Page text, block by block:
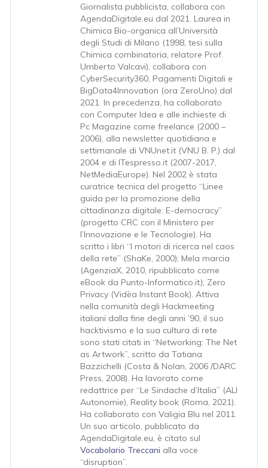
Giornalista pubblicista, collabora con
AgendaDigitale.eu dal 2021. Laurea in
Chimica Bio-organica all’Università
degli Studi di Milano (1998, tesi sulla
Chimica combinatoria, relatore Prof.
Umberto Valcavi), collabora con
CyberSecurity360, Pagamenti Digitali e
BigData4Innovation (ora ZeroUno) dal
2021. In precedenza, ha collaborato
con Computer Idea e alle inchieste di
Pc Magazine come freelance (2000 –
2006), alla newsletter quotidiana e
settimanale di VNUnet.it (VNU B. P.) dal
2004 e di ITespresso.it (2007-2017,
NetMediaEurope). Nel 2002 è stata
curatrice tecnica del progetto “Linee
guida per la promozione della
cittadinanza digitale: E-democracy”
(progetto CRC con il Ministero per
l’Innovazione e le Tecnologie). Ha
scritto i libri “I motori di ricerca nel caos
della rete” (ShaKe, 2000); Mela marcia
(AgenziaX, 2010, ripubblicato come
eBook da Punto-Informatico.it); Zero
Privacy (Vidèa Instant Book). Attiva
nella comunità degli Hackmeeting
italiani dalla fine degli anni ’90, il suo
hacktivismo e la sua cultura di rete
sono stati citati in “Networking: The Net
as Artwork”, scritto da Tatiana
Bazzichelli (Costa & Nolan, 2006 /DARC
Press, 2008). Ha lavorato come
redattrice per “Le Sindache d’Italia” (ALI
Autonomie), Reality book (Roma, 2021).
Ha collaborato con Valigia Blu nel 2011.
Un suo articolo, pubblicato da
AgendaDigitale.eu, è citato sul
Vocabolario Treccani alla voce
“disruption”.